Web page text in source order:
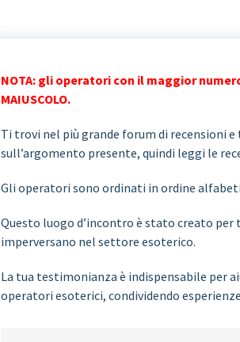
NOTA: gli operatori con il maggior
MAIUSCOLO.
Ti trovi nel più grande forum di recensioni
sull’argomento presente, quindi leggi le
Gli operatori sono ordinati in ordine
Questo luogo d’incontro è stato creato
imperversano nel settore esoterico.
La tua testimonianza è indispensabile per
operatori esoterici, condividendo